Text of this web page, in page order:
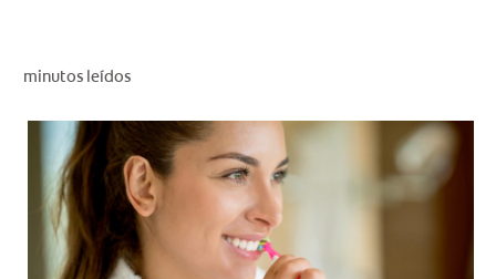
PROMOCIONES
SV (ES)
minutos leídos